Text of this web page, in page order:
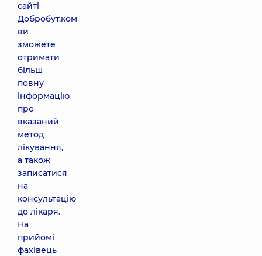
сайті
Добробут.ком
ви
зможете
отримати
більш
повну
інформацію
про
вказаний
метод
лікування,
а також
записатися
на
консультацію
до лікаря.
На
прийомі
фахівець